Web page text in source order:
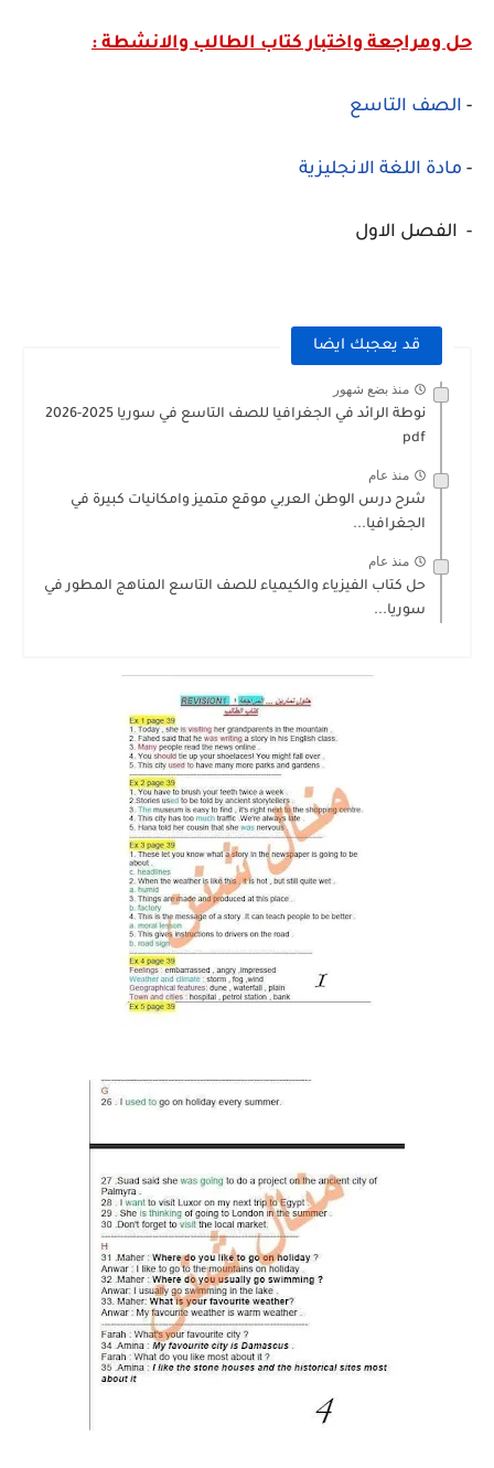
حل ومراجعة واختبار كتاب الطالب والانشطة :
- الصف التاسع
- مادة اللغة الانجليزية
- الفصل الاول
قد يعجبك ايضا
منذ بضع شهور
نوطة الرائد في الجغرافيا للصف التاسع في سوريا 2025-2026
pdf
منذ عام
شرح درس الوطن العربي موقع متميز وامكانيات كبيرة في
الجغرافيا...
منذ عام
حل كتاب الفيزياء والكيمياء للصف التاسع المناهج المطور في
سوريا...